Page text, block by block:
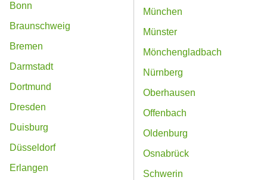
Bonn
Braunschweig
Bremen
Darmstadt
Dortmund
Dresden
Duisburg
Düsseldorf
Erlangen
München
Münster
Mönchengladbach
Nürnberg
Oberhausen
Offenbach
Oldenburg
Osnabrück
Schwerin